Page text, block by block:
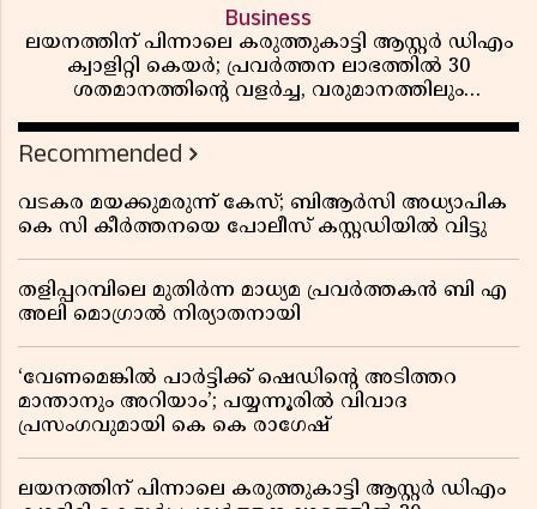
Business
ലയനത്തിന് പിന്നാലെ കരുത്തുകാട്ടി ആസ്റ്റർ ഡിഎം
ക്വാളിറ്റി കെയർ; പ്രവർത്തന ലാഭത്തിൽ 30
ശതമാനത്തിൻ്റെ വളർച്ച, വരുമാനത്തിലും
റിപ്പോർട്ട് പുറത്ത്
Recommended
വടകര മയക്കുമരുന്ന് കേസ്; ബിആർസി അധ്യാപിക
കെ സി കീർത്തനയെ പോലീസ് കസ്റ്റഡിയിൽ വിട്ടു
തളിപ്പറമ്പിലെ മുതിർന്ന മാധ്യമ പ്രവർത്തകൻ ബി എ
അലി മൊഗ്രാൽ നിര്യാതനായി
‘വേണമെങ്കിൽ പാർട്ടിക്ക് ഷെഡിൻ്റെ അടിത്തറ
മാന്താനും അറിയാം’; പയ്യന്നൂരിൽ വിവാദ
പ്രസംഗവുമായി കെ കെ രാഗേഷ്
ലയനത്തിന് പിന്നാലെ കരുത്തുകാട്ടി ആസ്റ്റർ ഡിഎം